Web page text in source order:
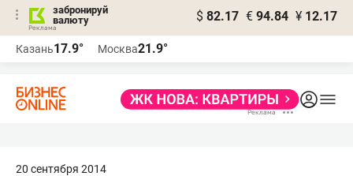
забронируй
валюту
$ 82.17 € 94.84 ¥ 12.17
Казань17.9° Москва21.9°
20 сентября 2014